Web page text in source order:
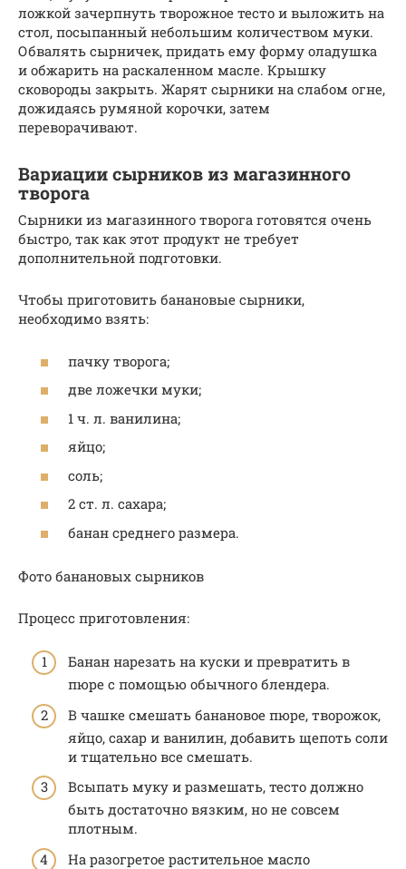
ложкой зачерпнуть творожное тесто и выложить на
стол, посыпанный небольшим количеством муки.
Обвалять сырничек, придать ему форму оладушка
и обжарить на раскаленном масле. Крышку
сковороды закрыть. Жарят сырники на слабом огне,
дожидаясь румяной корочки, затем
переворачивают.
Вариации сырников из магазинного
творога
Сырники из магазинного творога готовятся очень
быстро, так как этот продукт не требует
дополнительной подготовки.
Чтобы приготовить банановые сырники,
необходимо взять:
пачку творога;
две ложечки муки;
1 ч. л. ванилина;
яйцо;
соль;
2 ст. л. сахара;
банан среднего размера.
Фото банановых сырников
Процесс приготовления:
Банан нарезать на куски и превратить в
пюре с помощью обычного блендера.
В чашке смешать банановое пюре, творожок,
яйцо, сахар и ванилин, добавить щепоть соли
и тщательно все смешать.
Всыпать муку и размешать, тесто должно
быть достаточно вязким, но не совсем
плотным.
На разогретое растительное масло